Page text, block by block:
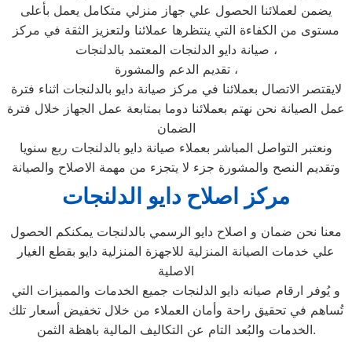
يضمن لعملائنا الحصول علي جهاز منزلي متكامل يعمل بأعلى
مستوى من الكفاءة التي ينتظرها عملائنا ولتعزيز الثقة في مركز
صيانة دايو الدلنجات المعتمد بالدلنجات ،
تقديم الدعم والمشورة ،
لايقتصر الاتصال بعملائنا في مركز صيانة دايو بالدلنجات اثناء فترة
عمل الصيانة نحن نهتم بعملائنا دوما بمتابعة عمل الجهاز خلال فترة
الضمان
ونعتبر التواصل المباشر بعملاء صيانة دايو بالدلنجات ربع سنويا
وتقديم النصح والمشورة جزء لا يتجزء من مهمة الاصلاح والصيانة
مركز اصلاح دايو الدلنجات
معنا نحن ضمان و اصلاح دايو الرسمي بالدلنجات يمكنكم الحصول
علي خدمات الصيانة المنزلية للاجهزة المنزلية دايو بقطع الغيار
الاصلية
و يُوفر ارقام صيانه دايو الدلنجات جميع الخدمات والمميزات التي
تُساهم في تحقيق راحة وأمان العملاء من خلال تخفيض أسعار تلك
الخدمات والبُعد التام عن التكاليف المالية باهظة الثمن.